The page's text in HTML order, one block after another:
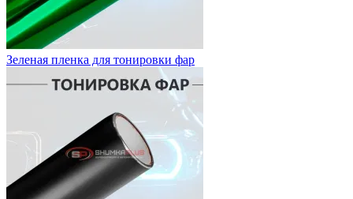
Зеленая пленка для тонировки фар